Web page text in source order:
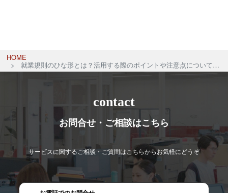
HOME
就業規則のひな形とは？活用する際のポイントや注意点についても徹底解説
contact
お問合せ・ご相談はこちら
サービスに関するご相談・ご質問はこちらからお気軽にどうぞ